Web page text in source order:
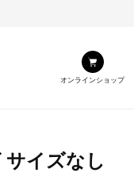
オンラインショップ
サイズなし